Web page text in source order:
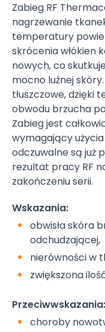
Zabieg RF
nagrzewanie
temperatury
skrócenia włókien
nowych, co
mocno luźnej
tłuszczowe, dzięki
obwodu brzucha
Zabieg jest
wymagający
odczuwalne są już
rezultat pracy RF
zakończeniu serii.
Wskazania:
obwisła skóra
odchudzającej,
nierówności w
zwiększona
Przeciwwskazania:
choroby